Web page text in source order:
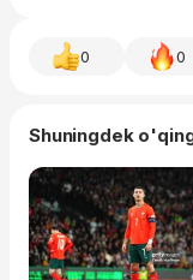
0 0
Shuningdek